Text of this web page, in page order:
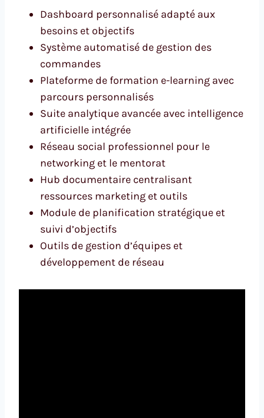
Dashboard personnalisé adapté aux
besoins et objectifs
Système automatisé de gestion des
commandes
Plateforme de formation e-learning avec
parcours personnalisés
Suite analytique avancée avec intelligence
artificielle intégrée
Réseau social professionnel pour le
networking et le mentorat
Hub documentaire centralisant
ressources marketing et outils
Module de planification stratégique et
suivi d’objectifs
Outils de gestion d’équipes et
développement de réseau